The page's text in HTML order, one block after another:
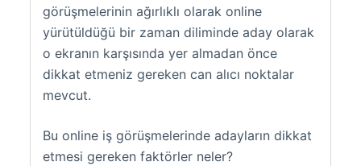
görüşmelerinin ağırlıklı olarak online
yürütüldüğü bir zaman diliminde aday olarak
o ekranın karşısında yer almadan önce
dikkat etmeniz gereken can alıcı noktalar
mevcut.
Bu online iş görüşmelerinde adayların dikkat
etmesi gereken faktörler neler?